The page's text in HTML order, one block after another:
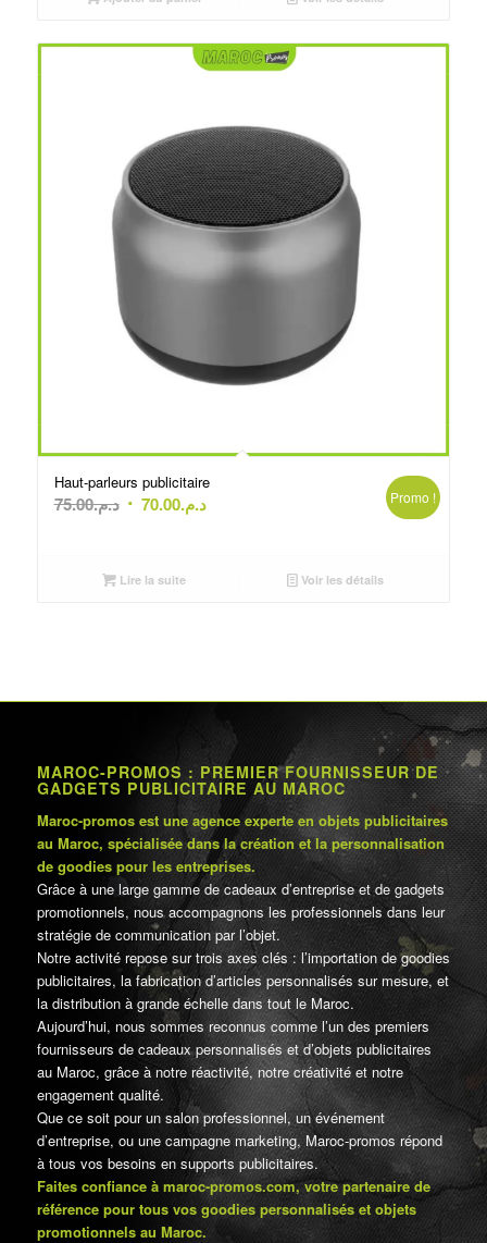
Haut-parleurs publicitaire
د.م.75.00
Le
était :
د.م.70.00
Le
Promo !
Lire la suite Voir les détails
MAROC-PROMOS : PREMIER FOURNISSEUR DE
GADGETS PUBLICITAIRE AU MAROC
Maroc-promos est une agence experte en objets publicitaires
au Maroc, spécialisée dans la création et la personnalisation
de goodies pour les entreprises.
Grâce à une large gamme de cadeaux d’entreprise et de gadgets
promotionnels, nous accompagnons les professionnels dans leur
stratégie de communication par l’objet.
Notre activité repose sur trois axes clés : l’importation de goodies
publicitaires, la fabrication d’articles personnalisés sur mesure, et
la distribution à grande échelle dans tout le Maroc.
Aujourd’hui, nous sommes reconnus comme l’un des premiers
fournisseurs de cadeaux personnalisés et d’objets publicitaires
au Maroc, grâce à notre réactivité, notre créativité et notre
engagement qualité.
Que ce soit pour un salon professionnel, un événement
d’entreprise, ou une campagne marketing, Maroc-promos répond
à tous vos besoins en supports publicitaires.
Faites confiance à maroc-promos.com, votre partenaire de
référence pour tous vos goodies personnalisés et objets
promotionnels au Maroc.